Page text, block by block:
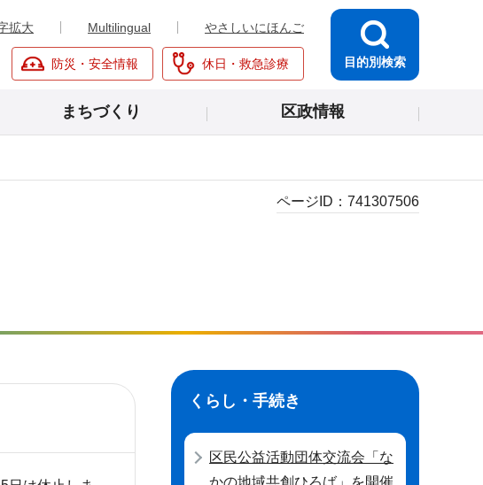
拡大 Multilingual やさしいにほんご
防災・安全情報 休日・救急診療 目的別検索
まちづくり 区政情報
ページID： 741307506
くらし・手続き
区民公益活動団体交流会「な
かの地域共創ひろば」を開催